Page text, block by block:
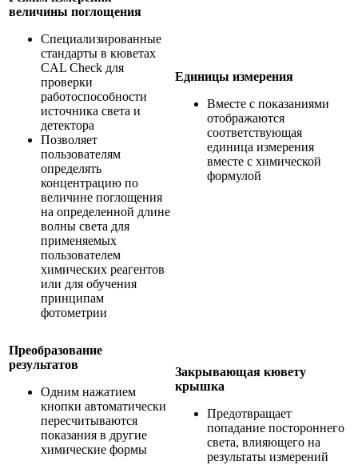
величины поглощения
Специализированные
стандарты в кюветах
CAL Check для
проверки
работоспособности
источника света и
детектора
Позволяет
пользователям
определять
концентрацию по
величине поглощения
на определенной длине
волны света для
применяемых
пользователем
химических реагентов
или для обучения
принципам
фотометрии
Единицы измерения
Вместе с показаниями
отображаются
соответствующая
единица измерения
вместе с химической
формулой
Преобразование
результатов
Одним нажатием
кнопки автоматически
пересчитываются
показания в другие
химические формы
Закрывающая кювету
крышка
Предотвращает
попадание постороннего
света, влияющего на
результаты измерений